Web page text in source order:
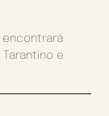
encontrará
e